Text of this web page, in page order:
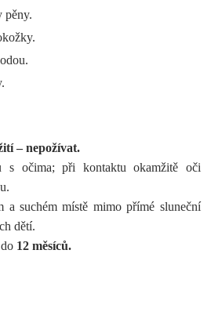
pěny.
– nepožívat.
očima; při kontaktu okamžitě oči
suchém místě mimo přímé sluneční
dětí.
12 měsíců.